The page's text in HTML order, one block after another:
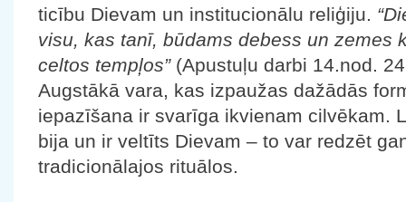
ticību Dievam un institucionālu reliģiju.
visu, kas tanī, būdams debess un zemes
celtos tempļos”(Apustuļu darbi 14.nod.
Augstākā vara, kas izpaužas dažādās
iepazīšana ir svarīga ikvienam cilvēkam.
bija un ir veltīts Dievam – to var redzēt
tradicionālajos rituālos.